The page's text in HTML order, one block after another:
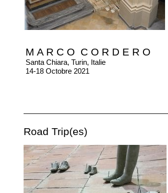
M A R C O C O R D E R O
Santa Chiara, Turin, Italie
14-18 Octobre 2021
Road Trip(es)